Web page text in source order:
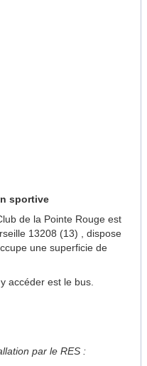
sportive
de la Pointe Rouge est
13208 (13) , dispose
une superficie de
accéder est le bus.
par le RES :